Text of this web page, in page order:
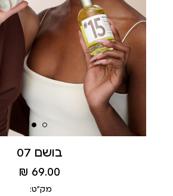
בושם 07
מחיר
מוצר
69.00 ₪
מק״ט: